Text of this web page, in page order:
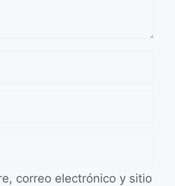
correo electrónico y sitio